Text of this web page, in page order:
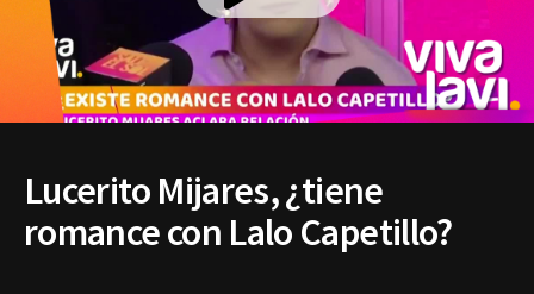
Lucerito Mijares, ¿tiene
romance con Lalo Capetillo?